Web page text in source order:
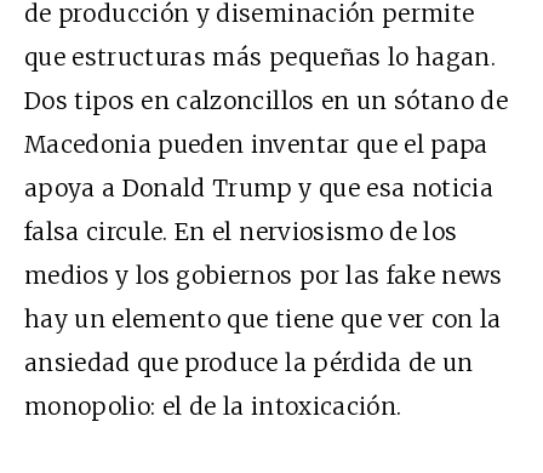
de producción y diseminación permite
que estructuras más pequeñas lo hagan.
Dos tipos en calzoncillos en un sótano de
Macedonia pueden inventar que el papa
apoya a Donald Trump y que esa noticia
falsa circule. En el nerviosismo de los
medios y los gobiernos por las fake news
hay un elemento que tiene que ver con la
ansiedad que produce la pérdida de un
monopolio: el de la intoxicación.